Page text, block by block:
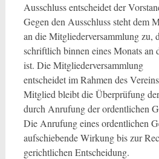
Ausschluss entscheidet der
Gegen den Ausschluss steht dem
an die Mitgliederversammlung zu,
schriftlich binnen eines Monats an
ist. Die Mitgliederversammlung
entscheidet im Rahmen des
Mitglied bleibt die Überprüfung
durch Anrufung der ordentlichen
Die Anrufung eines ordentlichen
aufschiebende Wirkung bis zur
gerichtlichen Entscheidung.